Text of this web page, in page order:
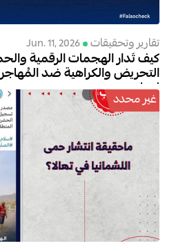
تقارير وتحقيقات Jun. 11, 2026
كيف تُدار الهجمات الرقمية
التحريض والكراهية ضد
ليبيا
غير محدد